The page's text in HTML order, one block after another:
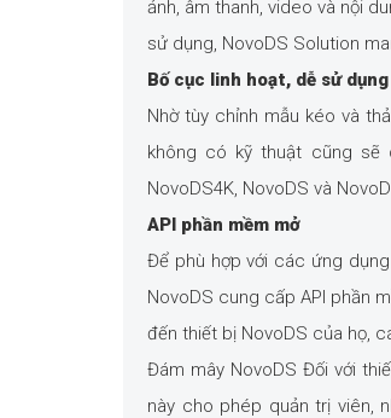
ảnh, âm thanh, video và nội
sử dụng, NovoDS Solution
Bố cục linh hoạt, dễ sử dụng
Nhờ tùy chỉnh mẫu kéo và
không có kỹ thuật cũng sẽ
NovoDS4K, NovoDS và
API phần mềm mở
Để phù hợp với các ứng
NovoDS cung cấp API phần
đến thiết bị NovoDS của họ,
Đám mây NovoDS Đối với
này cho phép quản trị viên,